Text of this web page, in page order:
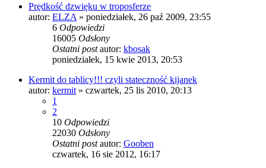
Prędkość dzwięku w troposferze
autor: ELZA » poniedziałek, 26 paź 2009, 23:55
6 Odpowiedzi
16005 Odsłony
Ostatni postautor: kbosak
poniedziałek, 15 kwie 2013, 20:53
Kermit do tablicy!!! czyli stateczność kijanek
autor: kermit » czwartek, 25 lis 2010, 20:13
1
2
10 Odpowiedzi
22030 Odsłony
Ostatni postautor: Gooben
czwartek, 16 sie 2012, 16:17